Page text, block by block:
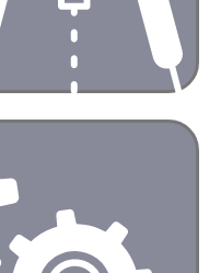
yand sesuai
yang ada
segala aspek dalam
Anda